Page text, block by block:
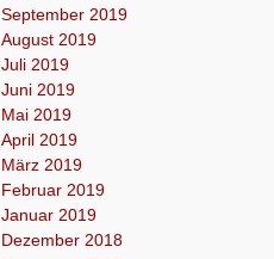
September 2019
August 2019
Juli 2019
Juni 2019
Mai 2019
April 2019
März 2019
Februar 2019
Januar 2019
Dezember 2018